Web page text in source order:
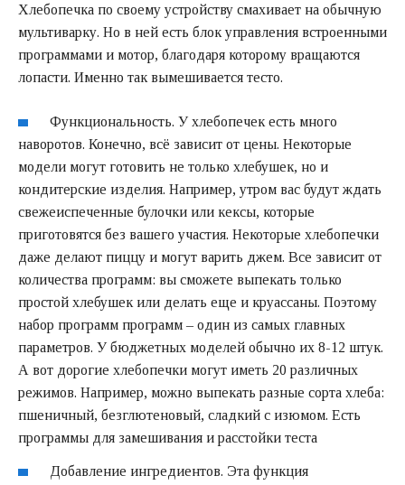
Хлебопечка по своему устройству смахивает на обычную
мультиварку. Но в ней есть блок управления встроенными
программами и мотор, благодаря которому вращаются
лопасти. Именно так вымешивается тесто.
Функциональность. У хлебопечек есть много
наворотов. Конечно, всё зависит от цены. Некоторые
модели могут готовить не только хлебушек, но и
кондитерские изделия. Например, утром вас будут ждать
свежеиспеченные булочки или кексы, которые
приготовятся без вашего участия. Некоторые хлебопечки
даже делают пиццу и могут варить джем. Все зависит от
количества программ: вы сможете выпекать только
простой хлебушек или делать еще и круассаны. Поэтому
набор программ программ – один из самых главных
параметров. У бюджетных моделей обычно их 8-12 штук.
А вот дорогие хлебопечки могут иметь 20 различных
режимов. Например, можно выпекать разные сорта хлеба:
пшеничный, безглютеновый, сладкий с изюмом. Есть
программы для замешивания и расстойки теста
Добавление ингредиентов. Эта функция